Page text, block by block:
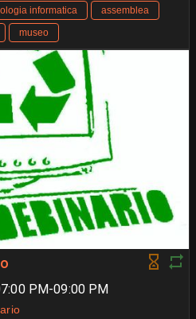
informatica
assemblea
museo
PM-09:00 PM